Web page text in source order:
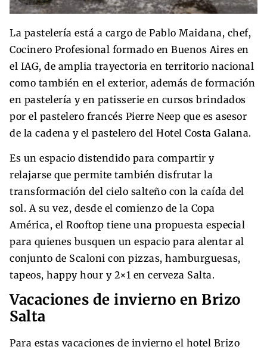
La pastelería está a cargo de Pablo Maidana, chef,
Cocinero Profesional formado en Buenos Aires en
el IAG, de amplia trayectoria en territorio nacional
como también en el exterior, además de formación
en pastelería y en patisserie en cursos brindados
por el pastelero francés Pierre Neep que es asesor
de la cadena y el pastelero del Hotel Costa Galana.
Es un espacio distendido para compartir y
relajarse que permite también disfrutar la
transformación del cielo salteño con la caída del
sol. A su vez, desde el comienzo de la Copa
América, el Rooftop tiene una propuesta especial
para quienes busquen un espacio para alentar al
conjunto de Scaloni con pizzas, hamburguesas,
tapeos, happy hour y 2×1 en cerveza Salta.
Vacaciones de invierno en Brizo
Salta
Para estas vacaciones de invierno el hotel Brizo